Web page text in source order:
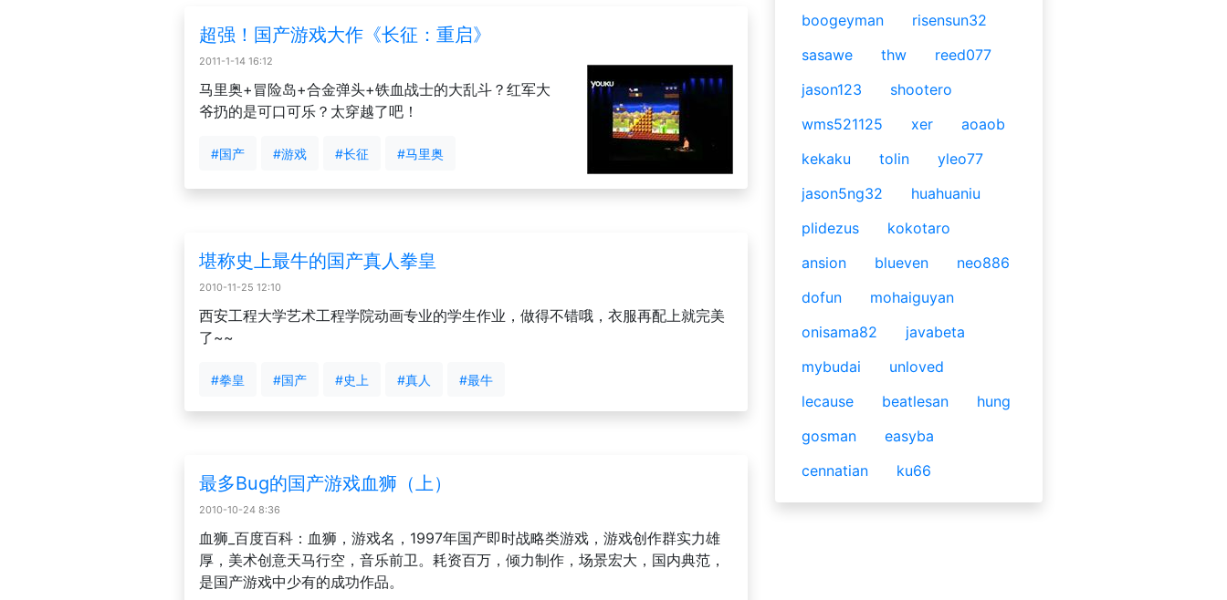
超强！国产游戏大作《长征：重启》
2011-1-14 16:12
马里奥+冒险岛+合金弹头+铁血战士的大乱斗？红军大
爷扔的是可口可乐？太穿越了吧！
#国产 #游戏 #长征 #马里奥
堪称史上最牛的国产真人拳皇
2010-11-25 12:10
西安工程大学艺术工程学院动画专业的学生作业，做得不错哦，衣服再配上就完美
了~~
#拳皇 #国产 #史上 #真人 #最牛
最多Bug的国产游戏血狮（上）
2010-10-24 8:36
血狮_百度百科：血狮，游戏名，1997年国产即时战略类游戏，游戏创作群实力雄
厚，美术创意天马行空，音乐前卫。耗资百万，倾力制作，场景宏大，国内典范，
是国产游戏中少有的成功作品。
boogeyman
risensun32
sasawe
thw
reed077
jason123
shootero
wms521125
xer
aoaob
kekaku
tolin
yleo77
jason5ng32
huahuaniu
plidezus
kokotaro
ansion
blueven
neo886
dofun
mohaiguyan
onisama82
javabeta
mybudai
unloved
lecause
beatlesan
hung
gosman
easyba
cennatian
ku66